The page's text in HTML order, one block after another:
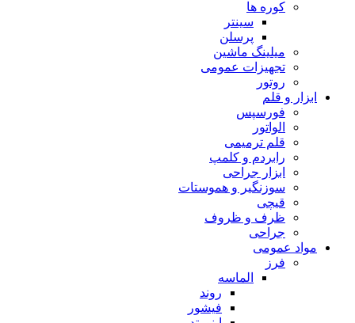
کوره ها
سینتر
پرسلن
میلینگ ماشین
تجهیزات عمومی
روتور
ابزار و قلم
فورسپس
الواتور
قلم ترمیمی
رابردم و کلمپ
ابزار جراحی
سوزنگیر و هموستات
قیچی
ظرف و ظروف
جراحی
مواد عمومی
فرز
الماسه
روند
فیشور